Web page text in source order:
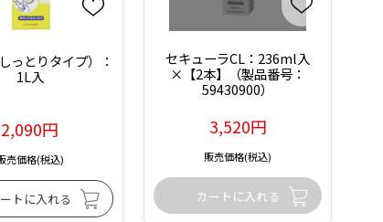
っとりタイプ）：
1L入
2,090円
売価格(税込)
セキューラCL：236ml入
×【2本】（製品番号：
59430900）
3,520円
販売価格(税込)